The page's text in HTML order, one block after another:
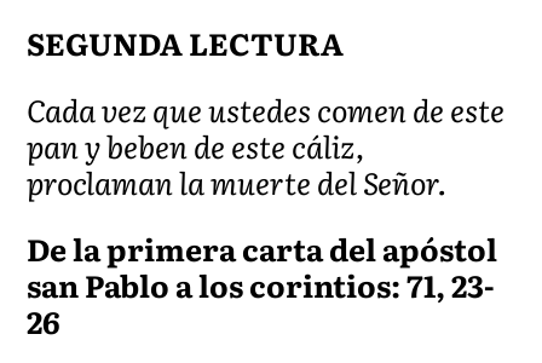
SEGUNDA LECTURA
Cada vez que ustedes comen de este
pan y beben de este cáliz,
proclaman la muerte del Señor.
De la primera carta del apóstol
san Pablo a los corintios: 71, 23-
26